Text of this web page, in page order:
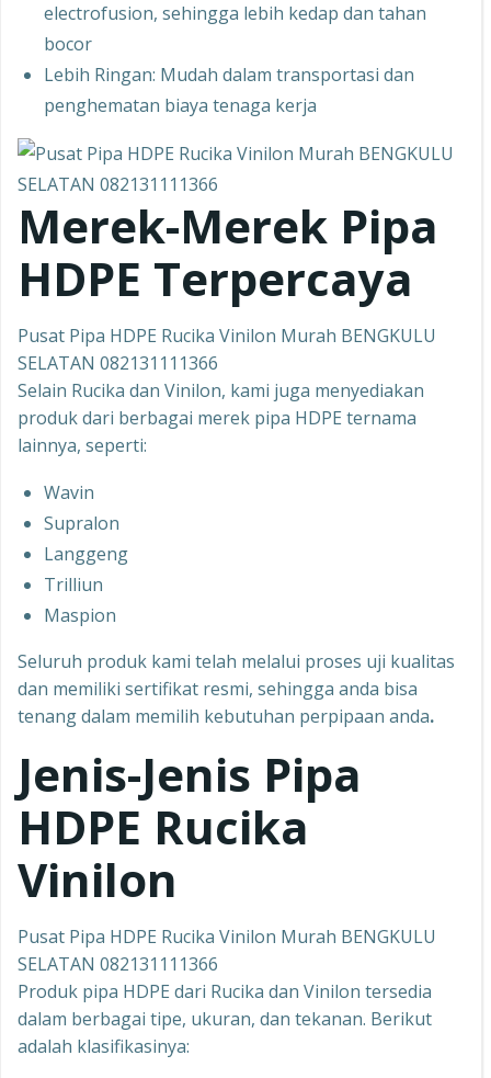
electrofusion, sehingga lebih kedap dan tahan
bocor
Lebih Ringan: Mudah dalam transportasi dan
penghematan biaya tenaga kerja
Merek-Merek Pipa
HDPE Terpercaya
Pusat Pipa HDPE Rucika Vinilon Murah BENGKULU
SELATAN 082131111366
Selain Rucika dan Vinilon, kami juga menyediakan
produk dari berbagai merek pipa HDPE ternama
lainnya, seperti:
Wavin
Supralon
Langgeng
Trilliun
Maspion
Seluruh produk kami telah melalui proses uji kualitas
dan memiliki sertifikat resmi, sehingga anda bisa
tenang dalam memilih kebutuhan perpipaan anda.
Jenis-Jenis Pipa
HDPE Rucika
Vinilon
Pusat Pipa HDPE Rucika Vinilon Murah BENGKULU
SELATAN 082131111366
Produk pipa HDPE dari Rucika dan Vinilon tersedia
dalam berbagai tipe, ukuran, dan tekanan. Berikut
adalah klasifikasinya: